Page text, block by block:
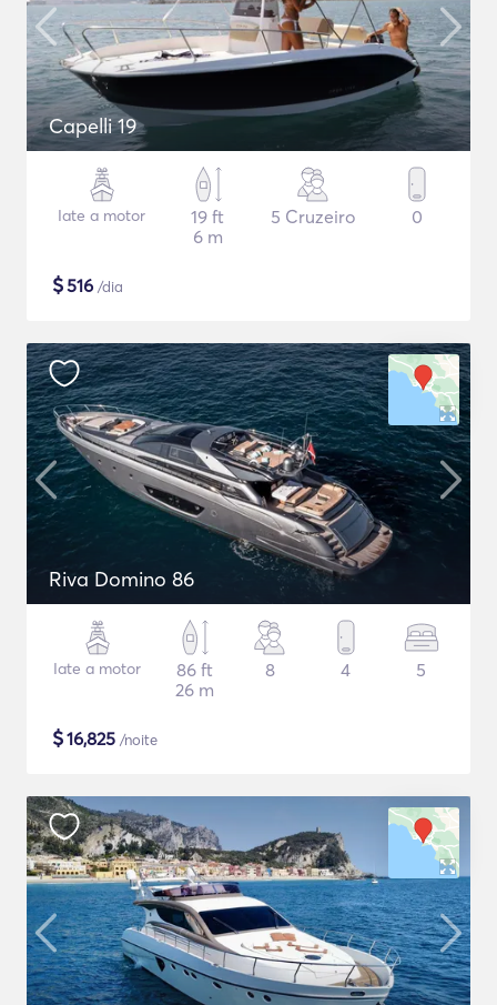
Capelli 19
Iate a motor
19 ft
6 m
5 Cruzeiro 0
$516 /dia
Riva Domino 86
Iate a motor
86 ft
26 m
8 4 5
$16,825 /noite